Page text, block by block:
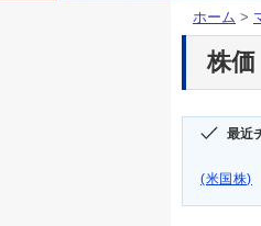
ホーム >
株価
最近
(米国株)